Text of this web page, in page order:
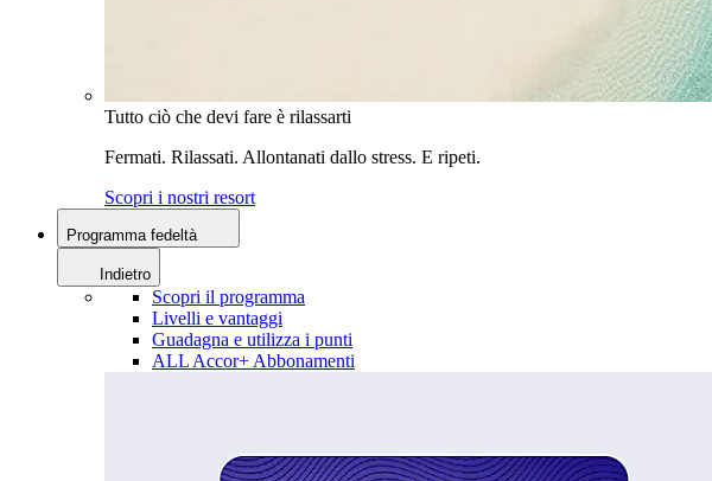
Tutto ciò che devi fare è rilassarti
Fermati. Rilassati. Allontanati dallo stress. E ripeti.
Scopri i nostri resort
Programma fedeltà
Indietro
Scopri il programma
Livelli e vantaggi
Guadagna e utilizza i punti
ALL Accor+ Abbonamenti